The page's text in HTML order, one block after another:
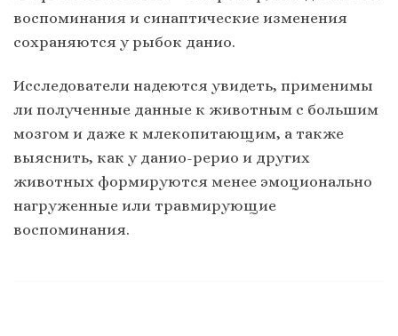
воспоминания и синаптические изменения
сохраняются у рыбок данио.
Исследователи надеются увидеть, применимы
ли полученные данные к животным с большим
мозгом и даже к млекопитающим, а также
выяснить, как у данио-рерио и других
животных формируются менее эмоционально
нагруженные или травмирующие
воспоминания.